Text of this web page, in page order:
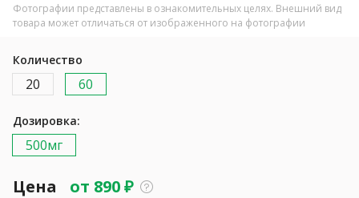
Фотографии представлены в ознакомительных целях. Внешний вид
товара может отличаться от изображенного на фотографии
Количество
20 60
Дозировка:
500мг
Цена от 890₽